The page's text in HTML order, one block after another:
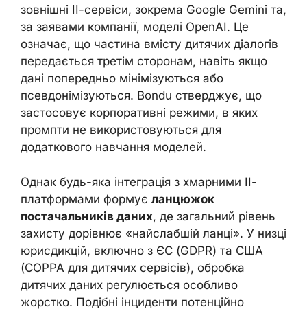
зовнішні ІІ-сервіси, зокрема Google Gemini та,
за заявами компанії, моделі OpenAI. Це
означає, що частина вмісту дитячих діалогів
передається третім сторонам, навіть якщо
дані попередньо мінімізуються або
псевдонімізуються. Bondu стверджує, що
застосовує корпоративні режими, в яких
промпти не використовуються для
додаткового навчання моделей.
Однак будь-яка інтеграція з хмарними ІІ-
платформами формує ланцюжок
постачальників даних, де загальний рівень
захисту дорівнює «найслабшій ланці». У низці
юрисдикцій, включно з ЄС (GDPR) та США
(COPPA для дитячих сервісів), обробка
дитячих даних регулюється особливо
жорстко. Подібні інциденти потенційно